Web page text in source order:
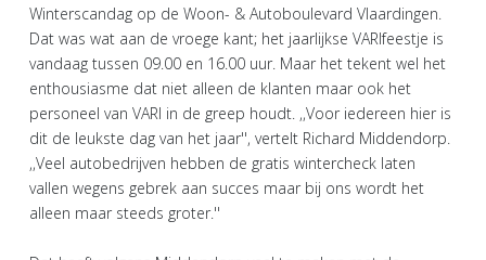
Winterscandag op de Woon- & Autoboulevard Vlaardingen.
Dat was wat aan de vroege kant; het jaarlijkse VARIfeestje is
vandaag tussen 09.00 en 16.00 uur. Maar het tekent wel het
enthousiasme dat niet alleen de klanten maar ook het
personeel van VARI in de greep houdt. ,,Voor iedereen hier is
dit de leukste dag van het jaar'', vertelt Richard Middendorp.
,,Veel autobedrijven hebben de gratis wintercheck laten
vallen wegens gebrek aan succes maar bij ons wordt het
alleen maar steeds groter.''